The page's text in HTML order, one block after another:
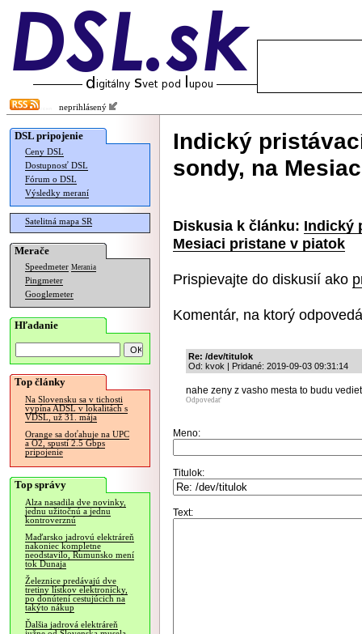
neprihlásený
DSL pripojenie
Ceny DSL
Dostupnosť DSL
Fórum o DSL
Výsledky meraní
Satelitná mapa SR
Merače
Speedmeter Merania
Pingmeter
Googlemeter
Hľadanie
Top články
Na Slovensku sa v tichosti
vypína ADSL v lokalitách s
VDSL, už 31. mája
Orange sa doťahuje na UPC
a O2, spustí 2.5 Gbps
pripojenie
Top správy
Alza nasadila dve novinky,
jednu užitočnú a jednu
kontroverznú
Maďarsko jadrovú elektráreň
nakoniec kompletne
neodstavilo, Rumunsko mení
tok Dunaja
Železnice predávajú dve
tretiny lístkov elektronicky,
po donútení cestujúcich na
takýto nákup
Ďalšia jadrová elektráreň
Indický
sondy, na
Diskusia k článku: Indický
Mesiaci pristane v piatok
Prispievajte do diskusií ako
Komentár, na ktorý
Re: /dev/titulok
Od: kvok | Pridané: 2019-09-03 09:31:14
nahe zeny z vasho mesta to budu
Odpovedať
Meno:
Titulok:
Text: